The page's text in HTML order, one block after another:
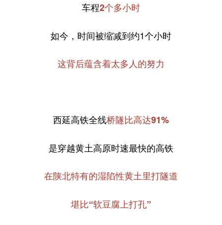
车程2个多小时
如今，时间被缩减到约1个小时
这背后蕴含着太多人的努力
西延高铁全线桥隧比高达91%
是穿越黄土高原时速最快的高铁
在陕北特有的湿陷性黄土里打隧道
堪比“软豆腐上打孔”